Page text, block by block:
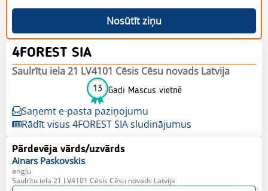
Nosūtīt ziņu
4FOREST SIA
Saulrītu iela 21 LV4101 Cēsis Cēsu novads Latvija
13 Gadi Mascus vietnē
Saņemt e-pasta paziņojumu
Rādīt visus 4FOREST SIA sludinājumus
Pārdevēja vārds/uzvārds
Ainars Paskovskis
angļu
Saulrītu iela 21 LV4101 Cēsis Cēsu novads Latvija